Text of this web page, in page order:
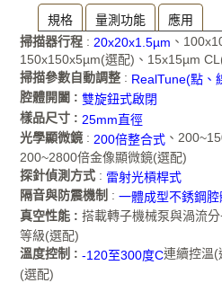
規格 量測功能
應用
掃描器行程 : 20x20x1.5µm 、
150x150x5µm(選配)、15x15µm
掃描參數自動調整 : RealTune(點、
腔體開闔 :雙旋鈕式啟閉
樣品尺寸 : 25mm直徑
光學顯微鏡 : 200倍整合式 、
200~2800倍金像顯微鏡(選配)
探針偵測方式 : 雷射光槓桿式
隔音與防震機制 :一體成型不銹鋼
真空性能 :搭載轉子機械泵與渦流
等級(選配)
溫度控制 :-120至300度C連續控溫(
(選配)